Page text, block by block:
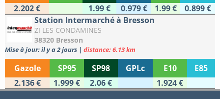
2.202 €
1.99 € 0.979 € 1.99 €
0.899 €
Station Intermarché à Bresson
ZI LES CONDAMINES
38320 Bresson
Mise à jour: il y a 2 jours | distance: 6.13 km
Gazole SP95 SP98 GPLc E10
E85
2.136 €
1.999 € 2.06 € 1.924 €